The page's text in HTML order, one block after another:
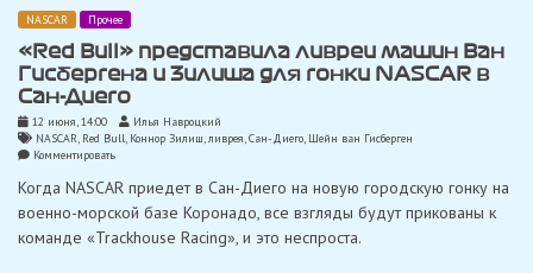
NASCAR Прочее
«Red Bull» представила ливреи машин Ван
Гисбергена и Зилиша для гонки NASCAR в
Сан-Диего
12 июня, 14:00
Илья Навроцкий
NASCAR, Red Bull, Коннор Зилиш,ливрея,Сан-Диего, Шейн ван Гисберген
Комментироватьon
Bull»
представила
ливреи
машин
Когда NASCAR приедет в Сан-Диего на новую городскую гонку на
военно-морской базе Коронадо, все взгляды будут прикованы к
команде «Trackhouse Racing», и это неспроста.